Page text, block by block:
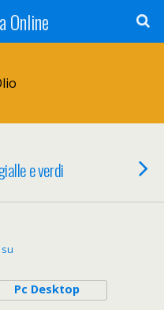
Online
e verdi
Pc Desktop